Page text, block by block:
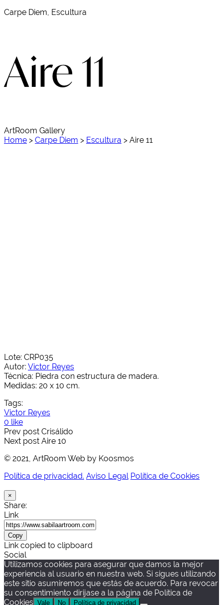
Carpe Diem, Escultura
Aire 11
ArtRoom Gallery
Home > Carpe Diem > Escultura > Aire 11
Lote: CRP035
Autor: Victor Reyes
Técnica: Piedra con estructura de madera.
Medidas: 20 x 10 cm.
Tags:
Victor Reyes
0 like
Prev post Crisálido
Next post Aire 10
© 2021, ArtRoom Web by Koosmos
Política de privacidad. Aviso Legal Política de Cookies
×
Share:
Link
Copy
Link copied to clipboard
Social
Utilizamos cookies para asegurar que damos la mejor
experiencia al usuario en nuestra web. Si sigues utilizando
este sitio asumiremos que estás de acuerdo. Para revocar
su consentimiento dirijase a la página de Política de
Cookies Vale No Política de privacidad